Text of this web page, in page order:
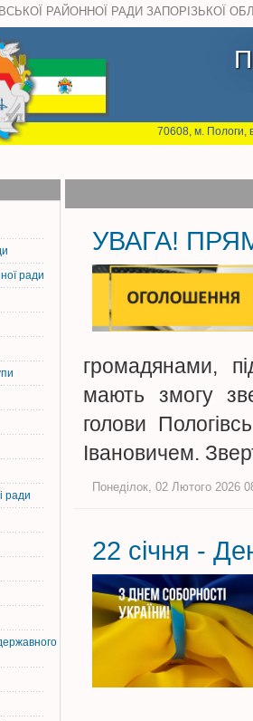
РАЙОННОЇ РАДИ ЗАПОРІЗЬКОЇ
70608, м. Пологи,
ради
ради
УВАГА!
громадянами,
мають змогу
голови
Івановичем.
Понеділок, 02 Лютого 2026
22 січня -